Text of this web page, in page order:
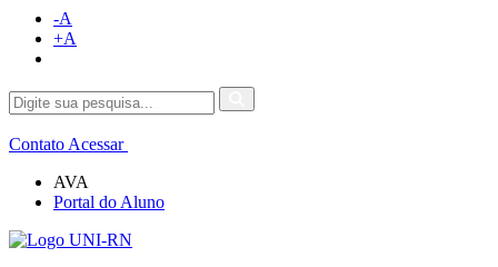
-A
+A
Contato Acessar
AVA
Portal do Aluno